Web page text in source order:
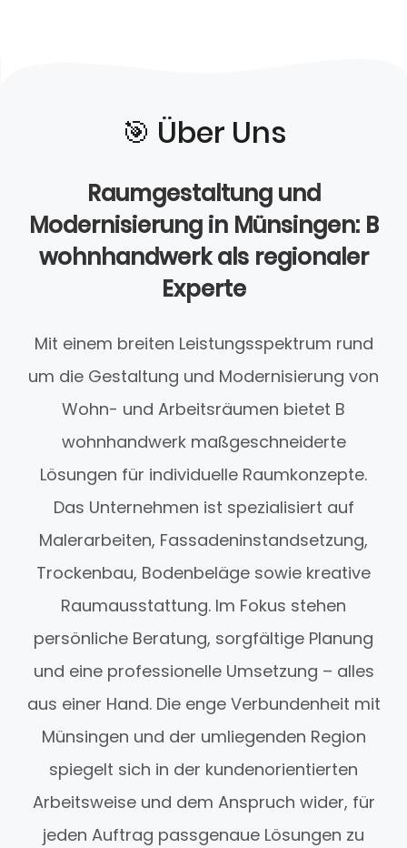
🎯️ Über Uns
Raumgestaltung und
Modernisierung in Münsingen: B
wohnhandwerk als regionaler
Experte
Mit einem breiten Leistungsspektrum rund
um die Gestaltung und Modernisierung von
Wohn- und Arbeitsräumen bietet B
wohnhandwerk maßgeschneiderte
Lösungen für individuelle Raumkonzepte.
Das Unternehmen ist spezialisiert auf
Malerarbeiten, Fassadeninstandsetzung,
Trockenbau, Bodenbeläge sowie kreative
Raumausstattung. Im Fokus stehen
persönliche Beratung, sorgfältige Planung
und eine professionelle Umsetzung – alles
aus einer Hand. Die enge Verbundenheit mit
Münsingen und der umliegenden Region
spiegelt sich in der kundenorientierten
Arbeitsweise und dem Anspruch wider, für
jeden Auftrag passgenaue Lösungen zu